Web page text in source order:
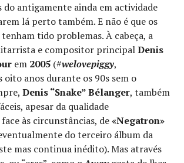
do antigamente ainda em actividade
lá perto também. E não é que os
tido problemas. À cabeça, a
e compositor principalDenis
em 2005 (#welovepiggy,
oito anos durante os 90s sem o
Denis “Snake” Bélanger, também
apesar da qualidade
às circunstâncias, de«Negatron»
do terceiro álbum da
mas continua inédito). Mas através